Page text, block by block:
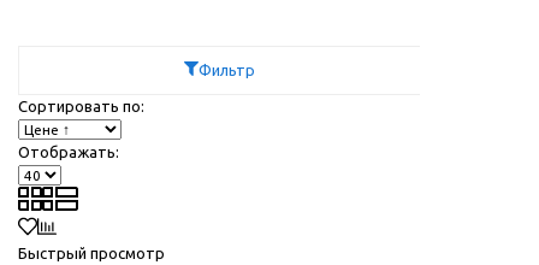
Фильтр
Сортировать по:
Отображать:
Быстрый просмотр